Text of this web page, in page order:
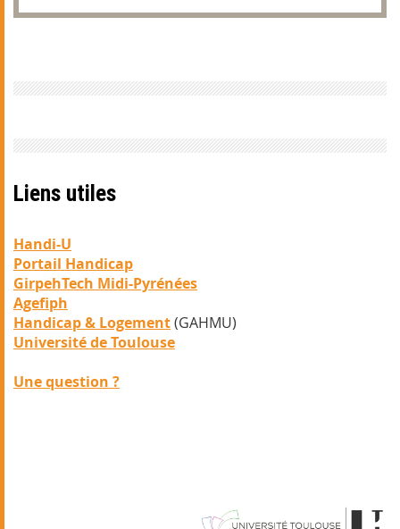
Liens utiles
Handi-U
Portail Handicap
GirpehTech Midi-Pyrénées
Agefiph
Handicap & Logement(GAHMU)
Université de Toulouse
Une question ?